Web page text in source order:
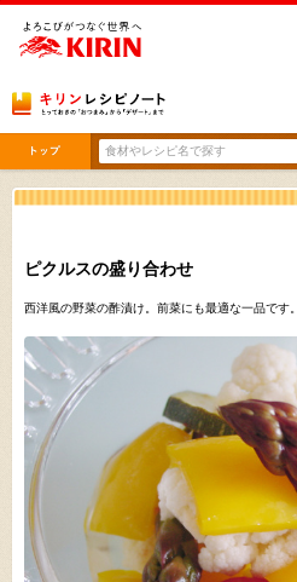
ピクルスの盛り合わせ
西洋風の野菜の酢漬け。前菜にも最適な一品です。